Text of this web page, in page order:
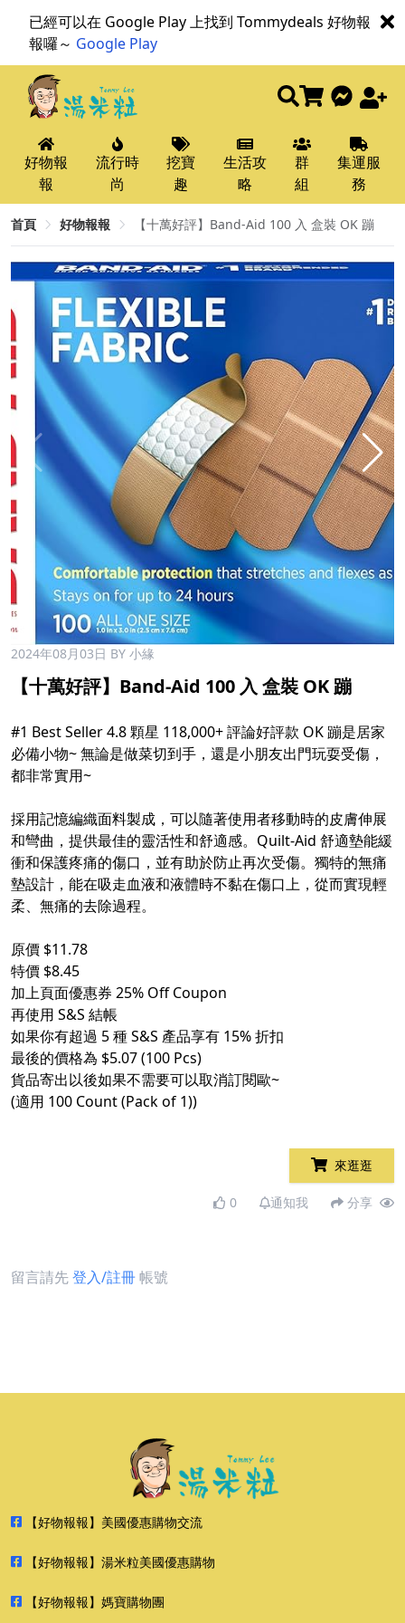
已經可以在 Google Play 上找到 Tommydeals 好物報
報囉～ Google Play
好物報
報
流行時
尚
挖寶
趣
生活攻
略
群
組
集運服
務
首頁 好物報報 【十萬好評】Band-Aid 100 入 盒裝 OK 蹦
2024年08月03日 BY 小緣
【十萬好評】Band-Aid 100 入 盒裝 OK 蹦
#1 Best Seller 4.8 顆星 118,000+ 評論好評款 OK 蹦是居家
必備小物~ 無論是做菜切到手，還是小朋友出門玩耍受傷，
都非常實用~
採用記憶編織面料製成，可以隨著使用者移動時的皮膚伸展
和彎曲，提供最佳的靈活性和舒適感。Quilt-Aid 舒適墊能緩
衝和保護疼痛的傷口，並有助於防止再次受傷。獨特的無痛
墊設計，能在吸走血液和液體時不黏在傷口上，從而實現輕
柔、無痛的去除過程。
原價 $11.78
特價 $8.45
加上頁面優惠券 25% Off Coupon
再使用 S&S 結帳
如果你有超過 5 種 S&S 產品享有 15% 折扣
最後的價格為 $5.07 (100 Pcs)
貨品寄出以後如果不需要可以取消訂閱歐~
(適用 100 Count (Pack of 1))
來逛逛
0 通知我 分享
留言請先登入/註冊帳號
【好物報報】美國優惠購物交流
【好物報報】湯米粒美國優惠購物
【好物報報】媽寶購物團